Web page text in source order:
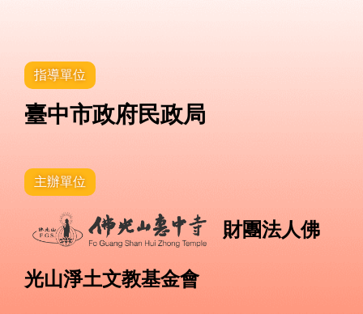
指導單位
臺中市政府民政局
主辦單位
財團法人佛
光山淨土文教基金會